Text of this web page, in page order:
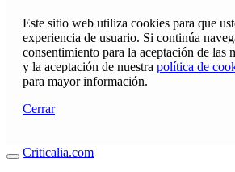
Este sitio web utiliza cookies para que
experiencia de usuario. Si continúa
consentimiento para la aceptación de las
y la aceptación de nuestra política de
para mayor información.
Cerrar
Criticalia.com